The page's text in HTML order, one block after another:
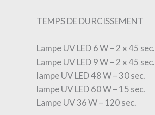
TEMPS DE DURCISSEMENT
Lampe UV LED 6 W – 2 x 45 sec.
Lampe UV LED 9 W – 2 x 45 sec.
lampe UV LED 48 W – 30 sec.
lampe UV LED 60 W – 15 sec.
Lampe UV 36 W – 120 sec.